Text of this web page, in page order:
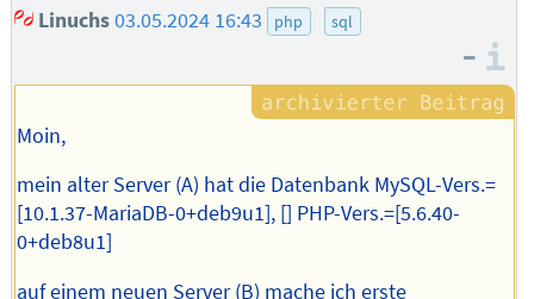
Linuchs 03.05.2024 16:43 php sql
–
Moin,
mein alter Server (A) hat die Datenbank MySQL-Vers.=
[10.1.37-MariaDB-0+deb9u1], [] PHP-Vers.=[5.6.40-
0+deb8u1]
auf einem neuen Server (B) mache ich erste